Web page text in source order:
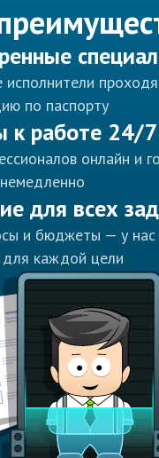
исполнители
по паспорту
к работе 24/7
онлайн и
для всех
и бюджеты — у нас
для каждой цели